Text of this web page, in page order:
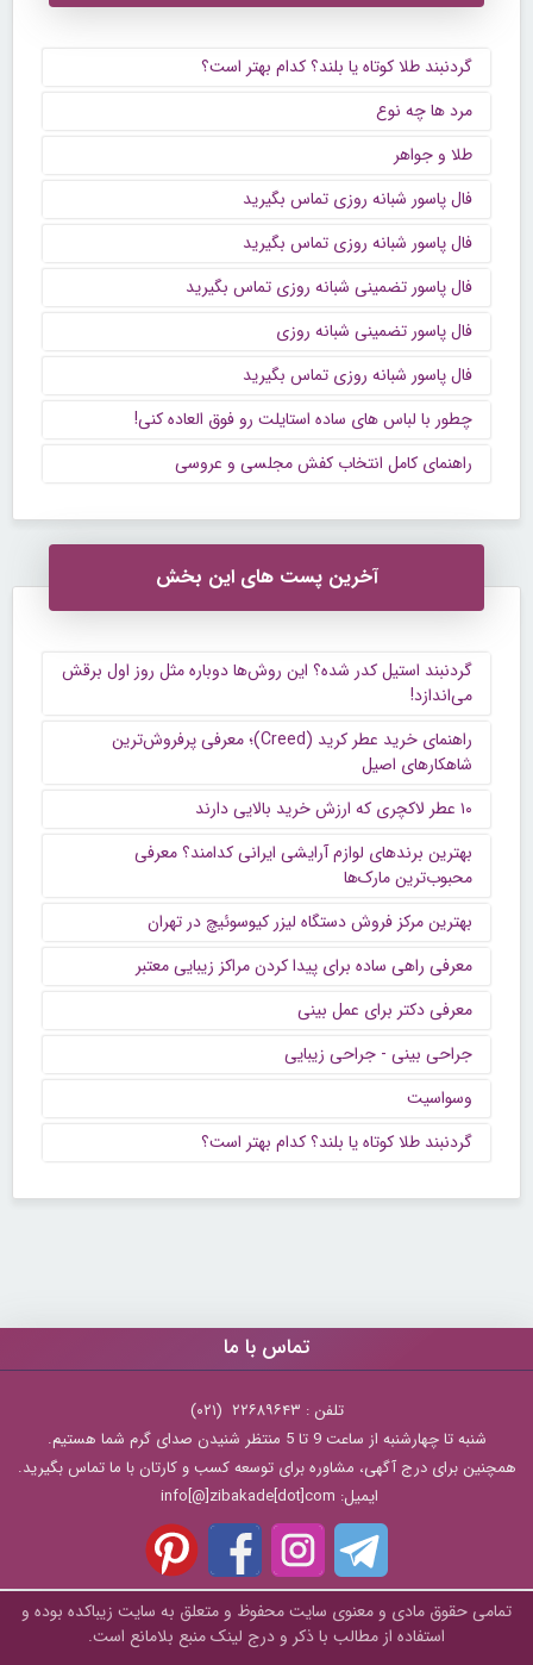
گردنبند طلا کوتاه یا بلند؟ کدام بهتر است؟
مرد ها چه نوع
طلا و جواهر
فال پاسور شبانه روزی تماس بگیرید
فال پاسور شبانه روزی تماس بگیرید
فال پاسور تضمینی شبانه روزی تماس بگیرید
فال پاسور تضمینی شبانه روزی
فال پاسور شبانه روزی تماس بگیرید
چطور با لباس های ساده استایلت رو فوق العاده کنی!
راهنمای کامل انتخاب کفش مجلسی و عروسی
آخرین پست های این بخش
گردنبند استیل کدر شده؟ این روش‌ها دوباره مثل روز اول برقش
می‌اندازد!
راهنمای خرید عطر کرید (Creed)؛ معرفی پرفروش‌ترین
شاهکارهای اصیل
۱۰ عطر لاکچری که ارزش خرید بالایی دارند
بهترین برندهای لوازم آرایشی ایرانی کدامند؟ معرفی
محبوب‌ترین مارک‌ها
بهترین مرکز فروش دستگاه لیزر کیوسوئیچ در تهران
معرفی راهی ساده برای پیدا کردن مراکز زیبایی معتبر
معرفی دکتر برای عمل بینی
جراحی بینی - جراحی زیبایی
وسواسیت
گردنبند طلا کوتاه یا بلند؟ کدام بهتر است؟
تماس با ما
تلفن : ۲۲۶۸۹۶۴۳ (۰۲۱)
شنبه تا چهارشنبه از ساعت 9 تا 5 منتظر شنیدن صدای گرم شما هستیم.
همچنین برای درج آگهی، مشاوره برای توسعه کسب و کارتان با ما تماس بگیرید.
ایمیل: info[@]zibakade[dot]com
تمامی حقوق مادی و معنوی سایت محفوظ و متعلق به سايت زیباکده بوده و
استفاده از مطالب با ذکر و درج لینک منبع بلامانع است.